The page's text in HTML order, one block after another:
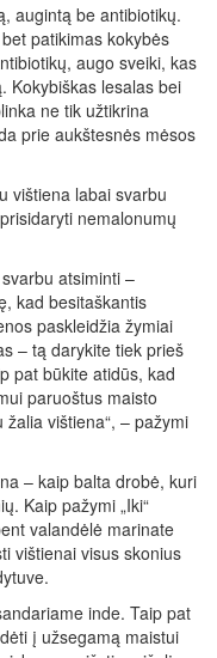
augintą be antibiotikų.
patikimas kokybės
augo sveiki, kas
Kokybiškas lesalas bei
ne tik užtikrina
prie aukštesnės mėsos
vištiena labai svarbu
nemalonumų
atsiminti –
kad besitaškantis
paskleidžia žymiai
– tą darykite tiek prieš
pat būkite atidūs, kad
paruoštus maisto
vištiena“, – pažymi
– kaip balta drobė, kuri
Kaip pažymi „Iki“
valandėlė marinate
vištienai visus skonius
inde. Taip pat
į užsegamą maistui